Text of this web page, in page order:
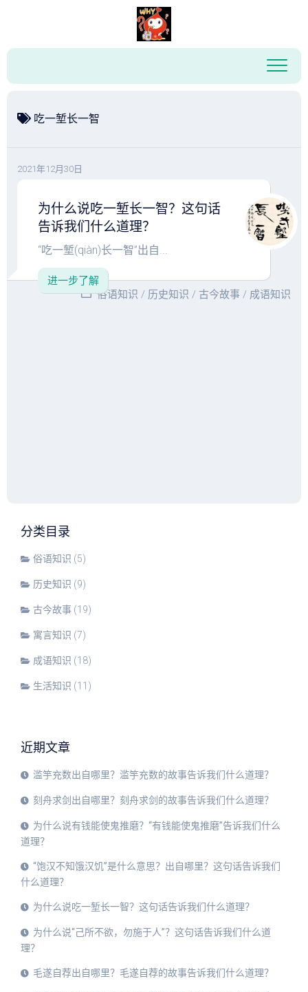
容
吃一堑长一智
2021年12月30日
为什么说吃一堑长一智？这句话
告诉我们什么道理？
“吃一堑(qiàn)长一智”出自...
进一步了解
俗语知识 / 历史知识 / 古今故事 / 成语知识
分类目录
俗语知识 (5)
历史知识 (9)
古今故事 (19)
寓言知识 (7)
成语知识 (18)
生活知识 (11)
近期文章
滥竽充数出自哪里？滥竽充数的故事告诉我们什么道理？
刻舟求剑出自哪里？刻舟求剑的故事告诉我们什么道理？
为什么说有钱能使鬼推磨？“有钱能使鬼推磨”告诉我们什么
道理？
“饱汉不知饿汉饥”是什么意思？出自哪里？这句话告诉我们
什么道理？
为什么说吃一堑长一智？这句话告诉我们什么道理？
为什么说“己所不欲，勿施于人”？这句话告诉我们什么道
理？
毛遂自荐出自哪里？毛遂自荐的故事告诉我们什么道理？